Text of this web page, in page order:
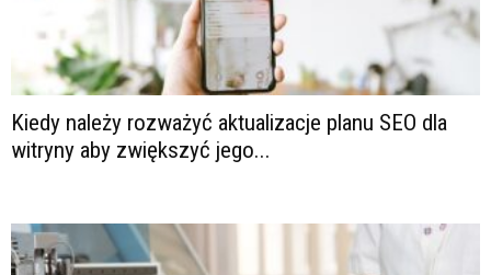
Kiedy należy rozważyć aktualizacje planu SEO dla
witryny aby zwiększyć jego...